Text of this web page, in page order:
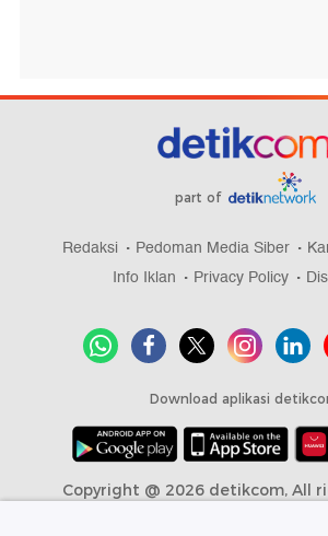
part of
Redaksi Pedoman Media Siber
Info Iklan
Privacy Policy
Download aplikasi
Copyright @ 2026 detikcom, All